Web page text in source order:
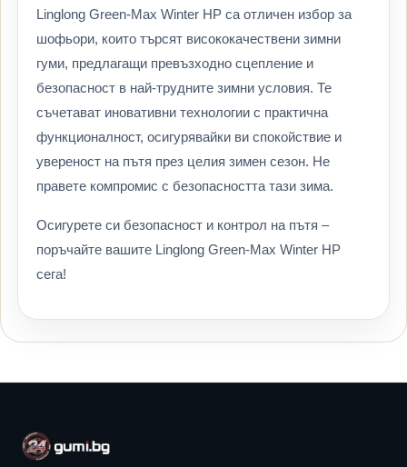
Linglong Green-Max Winter HP са отличен избор за
шофьори, които търсят висококачествени зимни
гуми, предлагащи превъзходно сцепление и
безопасност в най-трудните зимни условия. Те
съчетават иновативни технологии с практична
функционалност, осигурявайки ви спокойствие и
увереност на пътя през целия зимен сезон. Не
правете компромис с безопасността тази зима.
Осигурете си безопасност и контрол на пътя –
поръчайте вашите Linglong Green-Max Winter HP
сега!